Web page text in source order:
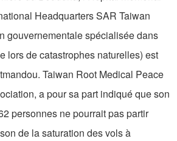
Headquarters SAR Taiwan
gouvernementale spécialisée dans
lors de catastrophes naturelles) est
Taiwan Root Medical Peace
a pour sa part indiqué que son
personnes ne pourrait pas partir
de la saturation des vols à